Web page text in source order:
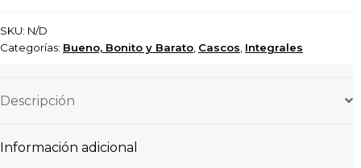
SKU: N/D
Categorías: Bueno, Bonito y Barato Cascos Integrales
Descripción
Información adicional